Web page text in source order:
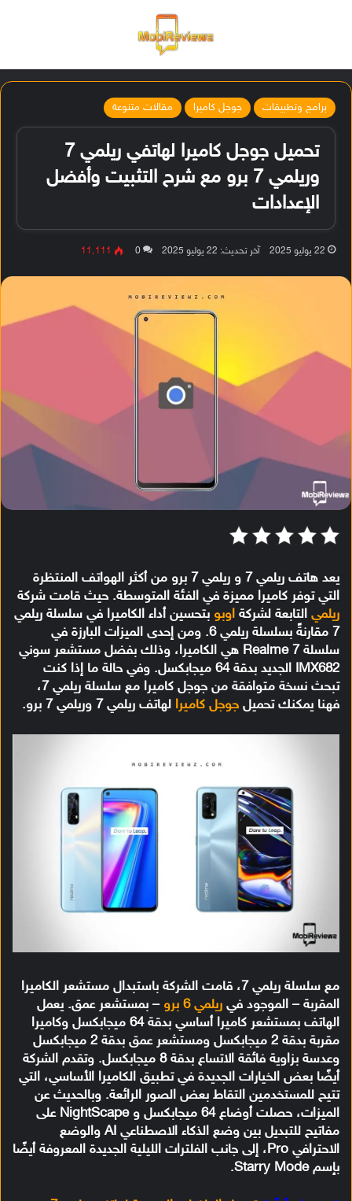
برامج وتطبيقات جوجل كاميرا مقالات متنوعة
تحميل جوجل كاميرا لهاتفي ريلمي 7
وريلمي 7 برو مع شرح التثبيت وأفضل
الإعدادات
22 يوليو 2025 آخر تحديث: 22 يوليو 2025 0 11٬111
يعد هاتف ريلمي 7 و ريلمي 7 برو من أكثر الهواتف المنتظرة
التي توفر كاميرا مميزة في الفئة المتوسطة. حيث قامت شركة
ريلمي التابعة لشركة اوبو بتحسين أداء الكاميرا في سلسلة ريلمي
7 مقارنةً بسلسلة ريلمي 6. ومن إحدى الميزات البارزة في
سلسلة Realme 7 هي الكاميرا، وذلك بفضل مستشعر سوني
IMX682 الجديد بدقة 64 ميجابكسل. وفي حالة ما إذا كنت
تبحث نسخة متوافقة من جوجل كاميرا مع سلسلة ريلمي 7،
فهنا يمكنك تحميل جوجل كاميرا لهاتف ريلمي 7 وريلمي 7 برو.
مع سلسلة ريلمي 7، قامت الشركة باستبدال مستشعر الكاميرا
المقربة – الموجود في ريلمي 6 برو
– بمستشعر عمق. يعمل
الهاتف بمستشعر كاميرا أساسي بدقة 64 ميجابكسل وكاميرا
مقربة بدقة 2 ميجابكسل ومستشعر عمق بدقة 2 ميجابكسل
وعدسة بزاوية فائقة الاتساع بدقة 8 ميجابكسل. وتقدم الشركة
أيضًا بعض الخيارات الجديدة في تطبيق الكاميرا الأساسي، التي
تتيح للمستخدمين التقاط بعض الصور الرائعة. وبالحديث عن
الميزات، حصلت أوضاع 64 ميجابكسل و NightScape على
مفاتيح للتبديل بين وضع الذكاء الاصطناعي AI والوضع
الاحترافي Pro، إلى جانب الفلترات الليلية الجديدة المعروفة أيضًا
بإسم Starry Mode.